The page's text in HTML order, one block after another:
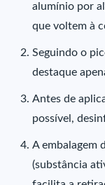
alumínio por
que voltem à
Seguindo o
destaque
Antes de
possível,
A embalagem
(substância